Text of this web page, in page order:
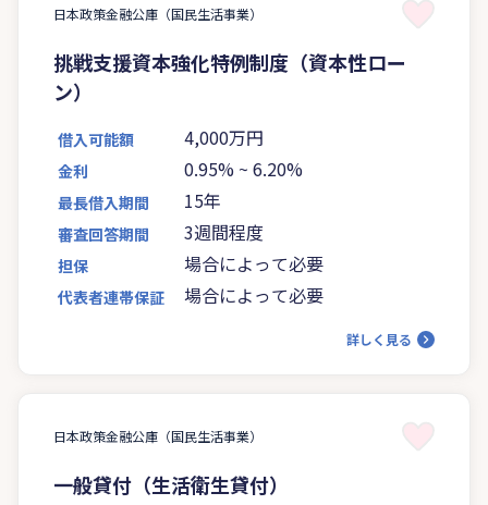
日本政策金融公庫（国民生活事業）
挑戦支援資本強化特例制度（資本性ロー
ン）
借入可能額 4,000万円
金利 0.95% ~ 6.20%
最長借入期間 15年
審査回答期間 3週間程度
担保 場合によって必要
代表者連帯保証 場合によって必要
詳しく見る
日本政策金融公庫（国民生活事業）
一般貸付（生活衛生貸付）